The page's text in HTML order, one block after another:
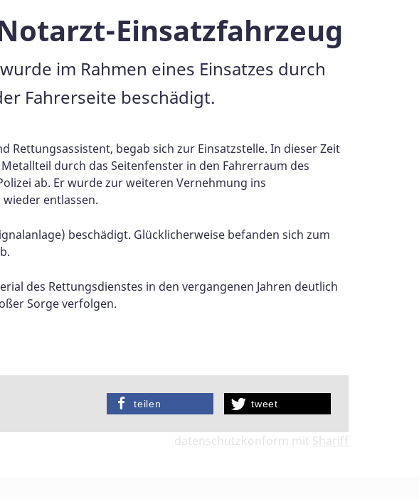
Einsatzfahrzeug
im Rahmen eines Einsatzes durch
Fahrerseite beschädigt.
Rettungsassistent, begab sich zur Einsatzstelle. In dieser Zeit
durch das Seitenfenster in den Fahrerraum des
ab. Er wurde zur weiteren Vernehmung ins
entlassen.
beschädigt. Glücklicherweise befanden sich zum
des Rettungsdienstes in den vergangenen Jahren deutlich
Sorge verfolgen.
tweet
teilen
datenschutzkonform mit Shariff